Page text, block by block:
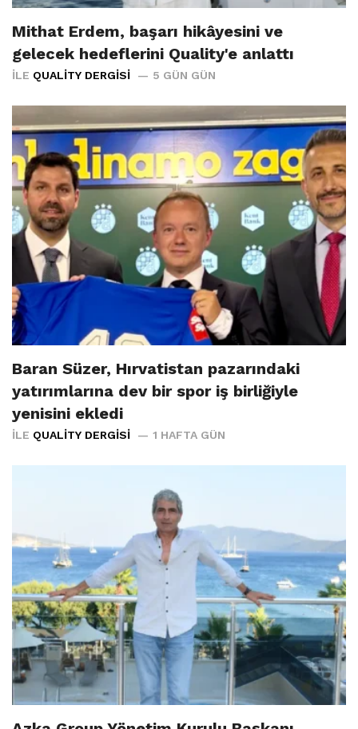
Mithat Erdem, başarı hikâyesini ve
gelecek hedeflerini Quality'e anlattı
İLE QUALITY DERGISI 5 GÜN GÜN
Baran Süzer, Hırvatistan pazarındaki
yatırımlarına dev bir spor iş birliğiyle
yenisini ekledi
İLE QUALITY DERGISI 1 HAFTA GÜN